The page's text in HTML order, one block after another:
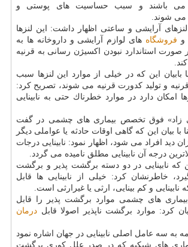
می باشند و سبب حساسیت های پوستی و
شوند.
آرایشی و ساعتی اظهار داشت: این لنزها
و فروشگاه های لوازم آرایشی و داروخانه ها به
استاندارد نبودن اكسیژن رسانی به قرنیه
بابیان این كه در خیلی از موارد این لنزها سبب
و تولید كدورت قرنیه می شوند، تصریح كرد:
امكان دارد در موارد خطرناك حتی به نابینایی
زاد» فوق تخصص بیماری های چشمی در گفت
با بیان این كه گاهی اوقات حادثه یا عواملی دیگر
دید افراد می شود، اظهار نمود: نابینایی درجات
درجه آن نابینایی مطلق نامیده می گردد.
كه نابینایی در دو دسته برگشت پذیر و برگشت
خاطرنشان كرد: خیلی از نابینایی ها قابل
نابینایی و كم بینایی، ارثی یا غیرارثی است.
های چشمی موارد برگشت پذیر را قابل
كرد: موارد برگشت ناپذیر اصولا قابل درمان
به سه عامل اصلی نابینایی در جهان اشاره نمود
های شبكیه كه در صدر علل كوری برگشت